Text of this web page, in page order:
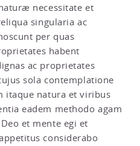
necessitate et
singularia ac
per quas
habent
ac proprietates
sola contemplatione
itaque natura et viribus
eadem methodo agam
et mente egi et
considerabo